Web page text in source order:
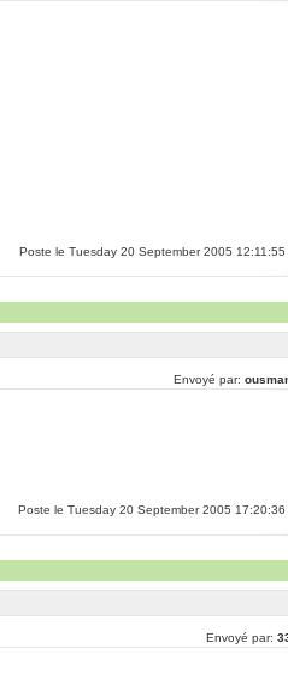
Poste le Tuesday 20 September 2005 12:11:55
Envoyé par:
Poste le Tuesday 20 September 2005 17:20:36
Envoyé par: